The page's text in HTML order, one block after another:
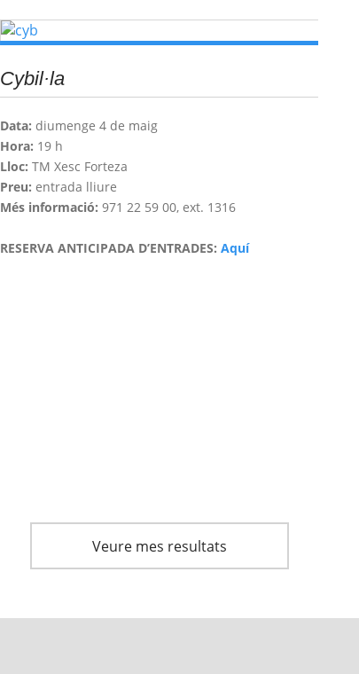
Cybil·la
Data: diumenge 4 de maig
Hora: 19 h
Lloc: TM Xesc Forteza
Preu: entrada lliure
Més informació: 971 22 59 00, ext. 1316
RESERVA ANTICIPADA D’ENTRADES: Aquí
Veure mes resultats